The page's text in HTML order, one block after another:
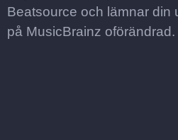
Beatsource och lämnar din
på MusicBrainz oförändrad.